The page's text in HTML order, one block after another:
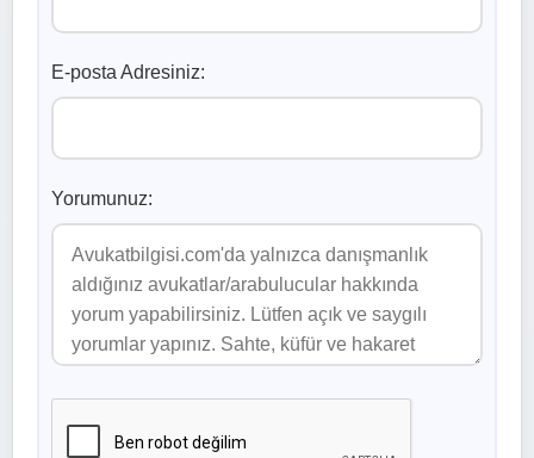
E-posta Adresiniz:
Yorumunuz: